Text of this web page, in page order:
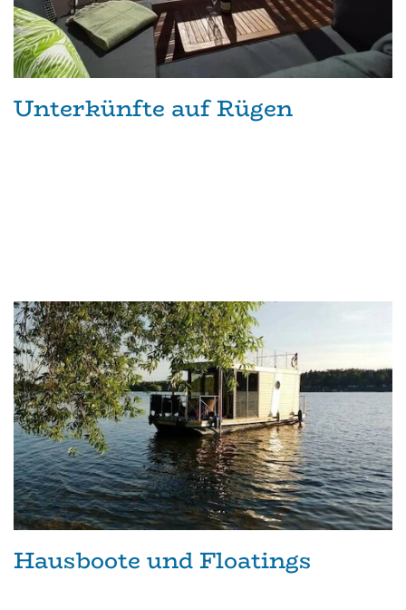
Unterkünfte auf Rügen
Hausboote und Floatings